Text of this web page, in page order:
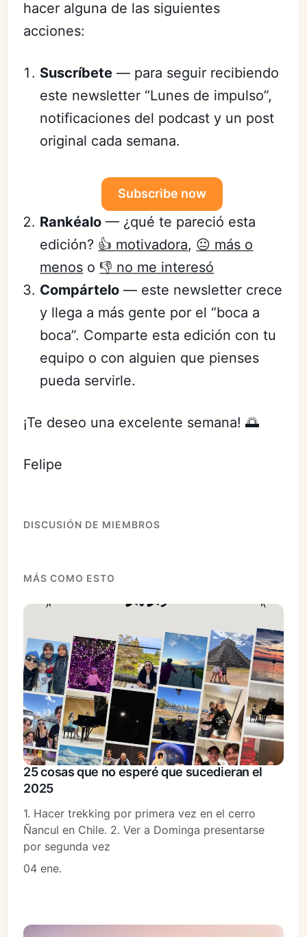
hacer alguna de las siguientes
acciones:
Suscríbete — para seguir recibiendo
este newsletter “Lunes de impulso”,
notificaciones del podcast y un post
original cada semana.
Subscribe now
Rankéalo — ¿qué te pareció esta
edición? 👍 motivadora, 😐 más o
menos o 👎 no me interesó
Compártelo — este newsletter crece
y llega a más gente por el “boca a
boca”. Comparte esta edición con tu
equipo o con alguien que pienses
pueda servirle.
¡Te deseo una excelente semana! 🌅
Felipe
DISCUSIÓN DE MIEMBROS
MÁS COMO ESTO
25 cosas que no esperé que sucedieran el
2025
1. Hacer trekking por primera vez en el cerro
Ñancul en Chile. 2. Ver a Dominga presentarse
por segunda vez
04 ene.